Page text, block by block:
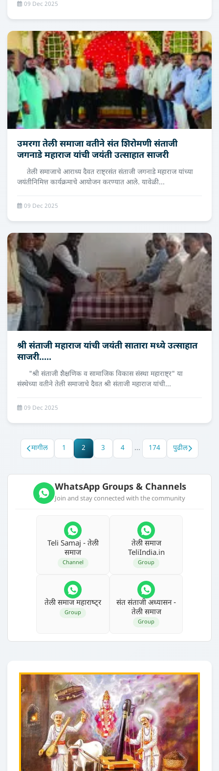
09 Dec 2025
उमरगा तेली समाजा वतीने संत शिरोमणी संताजी
जगनाडे महाराज यांची जयंती उत्‍साहात साजरी
तेली समाजाचे आराध्य दैवत राष्ट्रसंत संताजी जगनाडे महाराज यांच्या
जयंतीनिमित्त कार्यक्रमाचे आयोजन करण्यात आले. यावेळी...
09 Dec 2025
श्री संताजी महाराज यांची जयंती सातारा मध्‍ये उत्साहात
साजरी.....
"श्री संताजी शैक्षणिक व सामाजिक विकास संस्था महाराष्ट्र" या
संस्थेच्या वतीने तेली समाजाचे दैवत श्री संताजी महाराज यांची...
09 Dec 2025
मागील 1 2 3 4 ... 174 पुढील
WhatsApp Groups & Channels
Join and stay connected with the community
Teli Samaj - तेली
समाज
Channel
तेली समाज
TeliIndia.in
Group
तेली समाज महाराष्‍ट्र
Group
संत संताजी अध्‍यासन -
तेली समाज
Group